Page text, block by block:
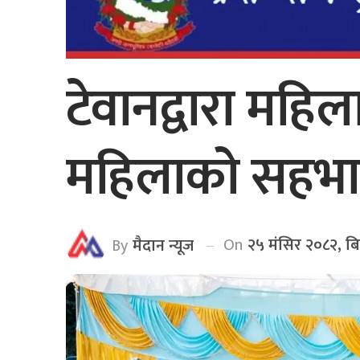
टेवानद्वारा
महिलाको
Byमैदान न्यूज On २५ मंसिर २०८२,